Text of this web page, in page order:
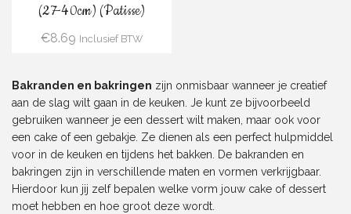
(27-40cm) (Patisse)
€8.69 Inclusief BTW
Bakranden en bakringen zijn onmisbaar wanneer je creatief
aan de slag wilt gaan in de keuken. Je kunt ze bijvoorbeeld
gebruiken wanneer je een dessert wilt maken, maar ook voor
een cake of een gebakje. Ze dienen als een perfect hulpmiddel
voor in de keuken en tijdens het bakken. De bakranden en
bakringen zijn in verschillende maten en vormen verkrijgbaar.
Hierdoor kun jij zelf bepalen welke vorm jouw cake of dessert
moet hebben en hoe groot deze wordt.